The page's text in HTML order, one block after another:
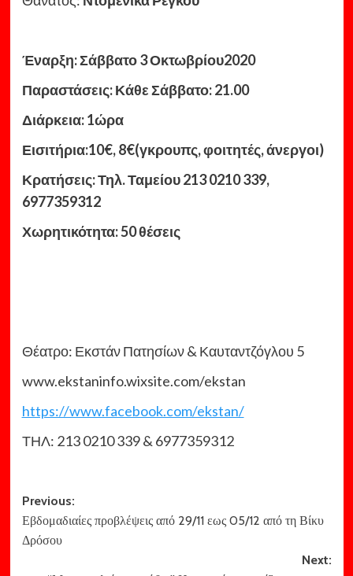
Έναρξη: Σάββατο 3 Οκτωβρίου2020
Παραστάσεις: Κάθε Σάββατο: 21.00
Διάρκεια: 1ώρα
Εισιτήρια:10€, 8€(γκρουπς, φοιτητές, άνεργοι)
Κρατήσεις: Τηλ. Ταμείου 213 0210 339,
6977359312
Χωρητικότητα: 50 θέσεις
Θέατρο: Εκστάν Πατησίων & Καυταντζόγλου 5
www.ekstaninfo.wixsite.com/ekstan
https://www.facebook.com/ekstan/
ΤΗΛ: 213 0210 339 & 6977359312
Post
navigation
Previous:
Εβδομαδιαίες προβλέψεις από 29/11 εως 05/12 από τη Βίκυ
Δρόσου
Next: